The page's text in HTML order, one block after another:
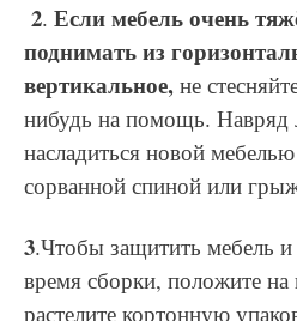
2. Если мебель очень
поднимать из
вертикальное, не
нибудь на помощь. Навряд
насладиться новой
сорванной спиной или
3.Чтобы защитить мебель
время сборки, положите на
растелите кортонную